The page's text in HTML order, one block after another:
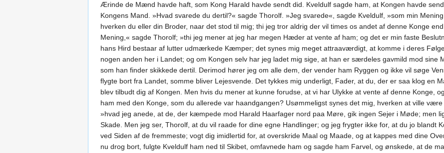
Ærinde de Mænd havde haft, som Kong Harald havde sendt did. Kveldulf sagde ham, at Kongen havde
Kongens Mand. »Hvad svarede du dertil?« sagde Thorolf. »Jeg svarede«, sagde Kveldulf, »som min
hverken du eller din Broder, naar det stod til mig; thi jeg tror aldrig der vil times os andet af denne Konge
Mening,« sagde Thorolf; »thi jeg mener at jeg har megen Hæder at vente af ham; og det er min faste
hans Hird bestaar af lutter udmærkede Kæmper; det synes mig meget attraaværdigt, at komme i deres
nogen anden her i Landet; og om Kongen selv har jeg ladet mig sige, at han er særdeles gavmild mod
som han finder skikkede dertil. Derimod hører jeg om alle dem, der vender ham Ryggen og ikke vil søge
flygte bort fra Landet, somme bliver Lejesvende. Det tykkes mig underligt, Fader, at du, der er saa klog en
blev tilbudt dig af Kongen. Men hvis du mener at kunne forudse, at vi har Ulykke at vente af denne Konge,
ham med den Konge, som du allerede var haandgangen? Usømmeligst synes det mig, hverken at ville
»hvad jeg anede, at de, der kæmpede mod Harald Haarfager nord paa Møre, gik ingen Sejer i Møde; men
Skade. Men jeg ser, Thorolf, at du vil raade for dine egne Handlinger; og jeg frygter ikke for, at du jo
ved Siden af de fremmeste; vogt dig imidlertid for, at overskride Maal og Maade, og at kappes med dine
nu drog bort, fulgte Kveldulf ham ned til Skibet, omfavnede ham og sagde ham Farvel, og ønskede, at de